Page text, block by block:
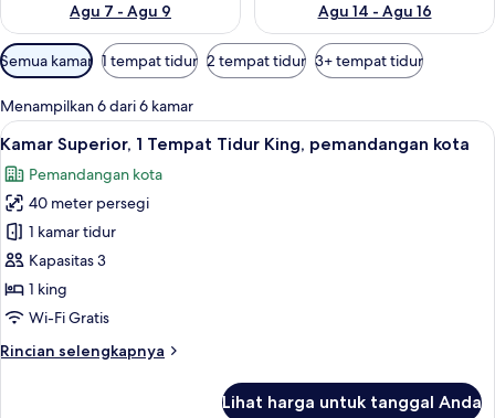
Agu 7 - Agu 9
Agu 14 - Agu 16
Filter
tersedia
untuk
kamar
Semua kamar 1 tempat tidur 2 tempat tidur 3+ tempat tidur
Menampilkan 6 dari 6 kamar
Lihat
semua
foto
untuk
Kamar
Superior,
1
Tempat
King,
Kamar Superior, 1 Tempat Tidur
9
Kamar Superior, 1 Tempat Tidur King, pemandangan kota
Pemandangan kota
40 meter persegi
1 kamar tidur
Kapasitas 3
1 king
Wi-Fi Gratis
Rincian selengkapnya
Rincian
Lihat harga untuk tanggal Anda